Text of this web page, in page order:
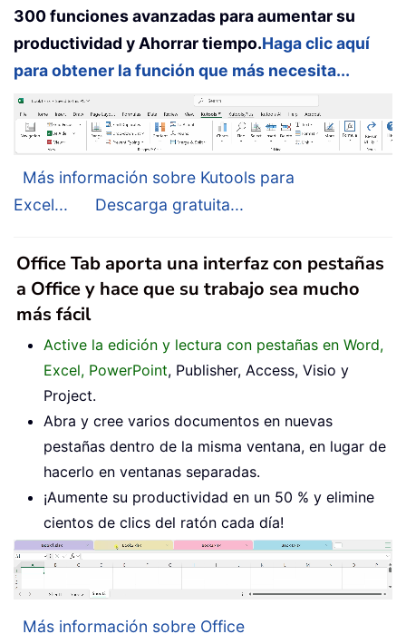
300 funciones avanzadas para aumentar su
productividad y Ahorrar tiempo.Haga clic aquí
para obtener la función que más necesita...
Más información sobre Kutools para
Excel...
Descarga gratuita...
Office Tab aporta una interfaz con pestañas
a Office y hace que su trabajo sea mucho
más fácil
Active la edición y lectura con pestañas en Word,
Excel, PowerPoint, Publisher, Access, Visio y
Project.
Abra y cree varios documentos en nuevas
pestañas dentro de la misma ventana, en lugar de
hacerlo en ventanas separadas.
¡Aumente su productividad en un 50 % y elimine
cientos de clics del ratón cada día!
Más información sobre Office